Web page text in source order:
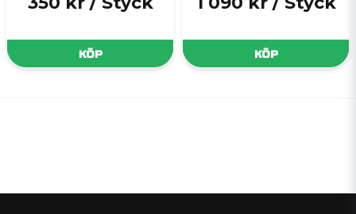
KÖP KÖP